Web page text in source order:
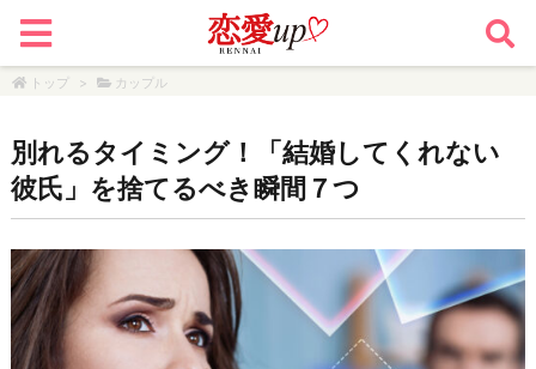
トップ > カップル
別れるタイミング！「結婚してくれない
彼氏」を捨てるべき瞬間７つ